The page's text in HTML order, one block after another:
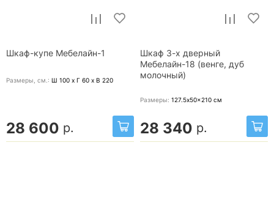
Шкаф-купе Мебелайн-1
Размеры, cм.: Ш 100 x Г 60 x В 220
28 600 р.
Шкаф 3-х дверный
Мебелайн-18 (венге, дуб
молочный)
Размеры: 127.5x50x210 см
28 340 р.